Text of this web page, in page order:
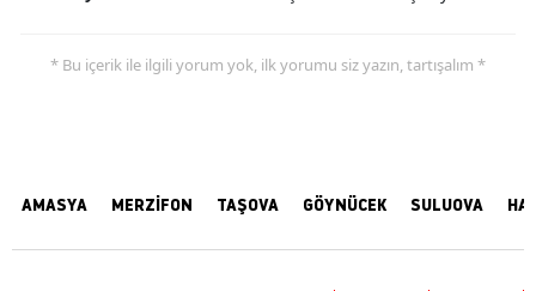
* Bu içerik ile ilgili yorum yok, ilk yorumu siz yazın, tartışalım *
AMASYA MERZİFON TAŞOVA GÖYNÜCEK SULUOVA